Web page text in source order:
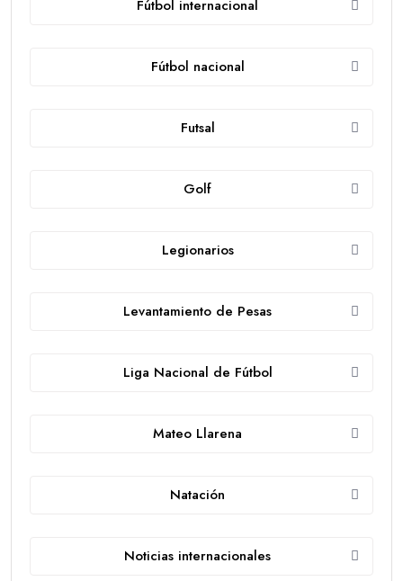
Fútbol internacional
Fútbol nacional
Futsal
Golf
Legionarios
Levantamiento de Pesas
Liga Nacional de Fútbol
Mateo Llarena
Natación
Noticias internacionales